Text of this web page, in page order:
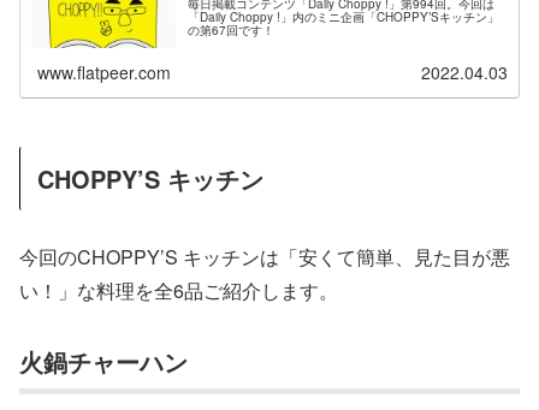
「Daily Choppy !」内のミニ企画「CHOPPY’Sキッチン」
の第67回です！
www.flatpeer.com 2022.04.03
CHOPPY’S キッチン
今回のCHOPPY’S キッチンは「安くて簡単、見た目が悪
い！」な料理を全6品ご紹介します。
火鍋チャーハン